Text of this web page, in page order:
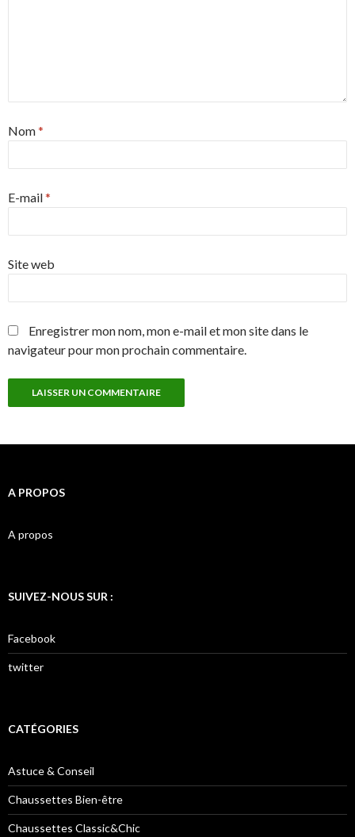
Nom*
E-mail*
Site web
Enregistrer mon nom, mon e-mail et mon site dans le
navigateur pour mon prochain commentaire.
A PROPOS
A propos
SUIVEZ-NOUS SUR :
Facebook
twitter
CATÉGORIES
Astuce & Conseil
Chaussettes Bien-être
Chaussettes Classic&Chic